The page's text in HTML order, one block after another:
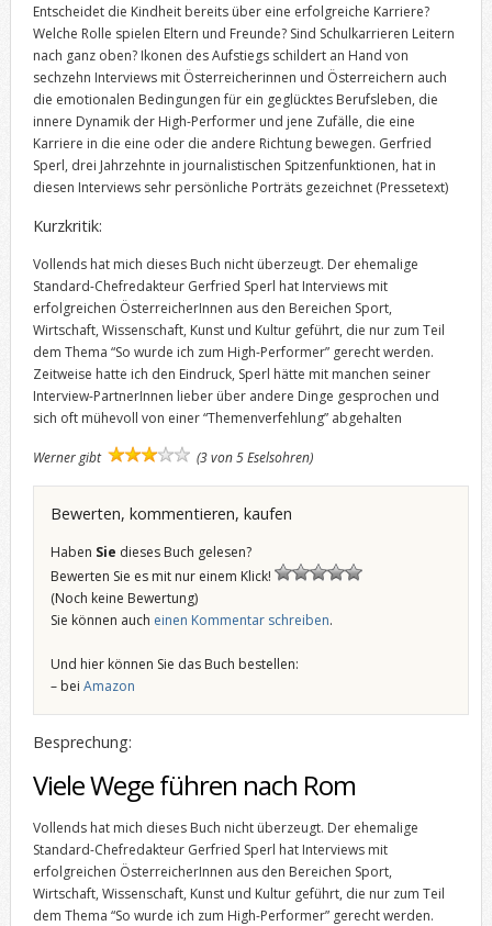
Entscheidet die Kindheit bereits über eine erfolgreiche Karriere?
Welche Rolle spielen Eltern und Freunde? Sind Schulkarrieren Leitern
nach ganz oben? Ikonen des Aufstiegs schildert an Hand von
sechzehn Interviews mit Österreicherinnen und Österreichern auch
die emotionalen Bedingungen für ein geglücktes Berufsleben, die
innere Dynamik der High-Performer und jene Zufälle, die eine
Karriere in die eine oder die andere Richtung bewegen. Gerfried
Sperl, drei Jahrzehnte in journalistischen Spitzenfunktionen, hat in
diesen Interviews sehr persönliche Porträts gezeichnet (Pressetext)
Kurzkritik:
Vollends hat mich dieses Buch nicht überzeugt. Der ehemalige
Standard-Chefredakteur Gerfried Sperl hat Interviews mit
erfolgreichen ÖsterreicherInnen aus den Bereichen Sport,
Wirtschaft, Wissenschaft, Kunst und Kultur geführt, die nur zum Teil
dem Thema “So wurde ich zum High-Performer” gerecht werden.
Zeitweise hatte ich den Eindruck, Sperl hätte mit manchen seiner
Interview-PartnerInnen lieber über andere Dinge gesprochen und
sich oft mühevoll von einer “Themenverfehlung” abgehalten
Werner gibt (3 von 5 Eselsohren)
Bewerten, kommentieren, kaufen
Haben Sie dieses Buch gelesen?
Bewerten Sie es mit nur einem Klick!
(Noch keine Bewertung)
Sie können auch einen Kommentar schreiben.
Und hier können Sie das Buch bestellen:
– bei Amazon
Besprechung:
Viele Wege führen nach Rom
Vollends hat mich dieses Buch nicht überzeugt. Der ehemalige
Standard-Chefredakteur Gerfried Sperl hat Interviews mit
erfolgreichen ÖsterreicherInnen aus den Bereichen Sport,
Wirtschaft, Wissenschaft, Kunst und Kultur geführt, die nur zum Teil
dem Thema “So wurde ich zum High-Performer” gerecht werden.